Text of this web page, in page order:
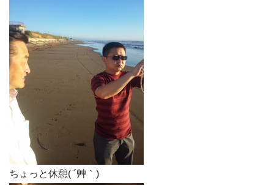
ちょっと休憩( ´艸｀)